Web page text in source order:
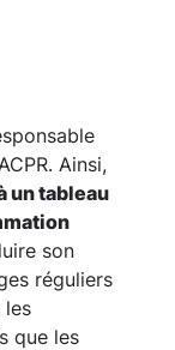
Ainsi,
un tableau
son
réguliers
les
que les